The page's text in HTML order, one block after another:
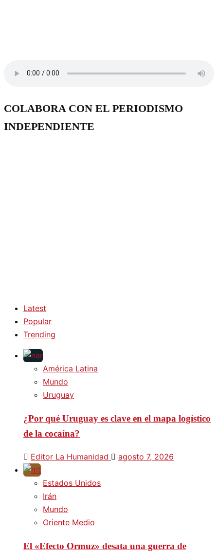
COLABORA CON EL PERIODISMO
INDEPENDIENTE
Latest
Popular
Trending
América Latina
Mundo
Uruguay
¿Por qué Uruguay es clave en el mapa logístico
de la cocaína?
Editor La Humanidad agosto 7, 2026
Estados Unidos
Irán
Mundo
Oriente Medio
El «Efecto Ormuz» desata una guerra de